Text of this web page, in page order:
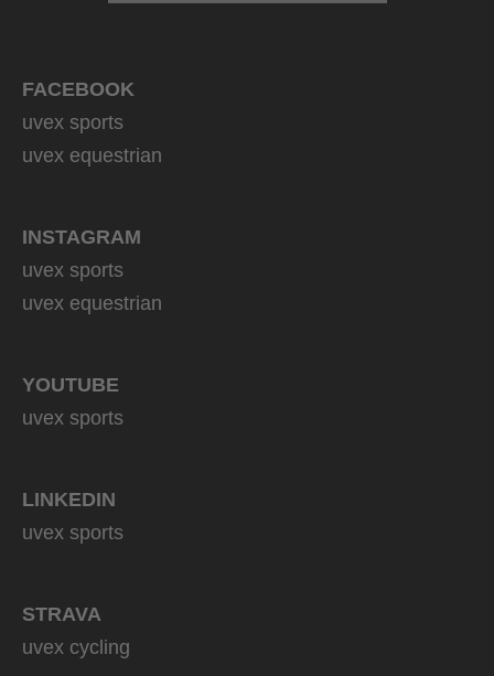
FACEBOOK
uvex sports
uvex equestrian
INSTAGRAM
uvex sports
uvex equestrian
YOUTUBE
uvex sports
LINKEDIN
uvex sports
STRAVA
uvex cycling